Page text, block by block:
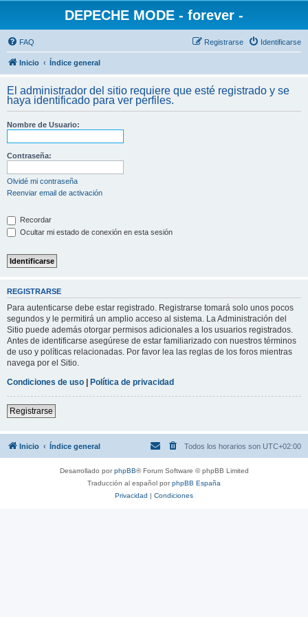
DEPECHE MODE - forever -
FAQ Identificarse
Registrarse
Inicio Índice general
El administrador del sitio requiere que esté registrado y se
haya identificado para ver perfiles.
Nombre de Usuario:
Contraseña:
Olvidé mi contraseña
Reenviar email de activación
Recordar
Ocultar mi estado de conexión en esta sesión
REGISTRARSE
Para autenticarse debe estar registrado. Registrarse tomará solo unos pocos
segundos y le permitirá un amplio acceso al sistema. La Administración del
Sitio puede además otorgar permisos adicionales a los usuarios registrados.
Antes de identificarse asegúrese de estar familiarizado con nuestros términos
de uso y políticas relacionadas. Por favor lea las reglas de los foros mientras
navega por el Sitio.
Condiciones de uso | Política de privacidad
Registrarse
Inicio Índice general Todos los horarios son UTC+02:00
Desarrollado porphpBB® Forum Software © phpBB Limited
Traducción al español porphpBB España
Privacidad | Condiciones